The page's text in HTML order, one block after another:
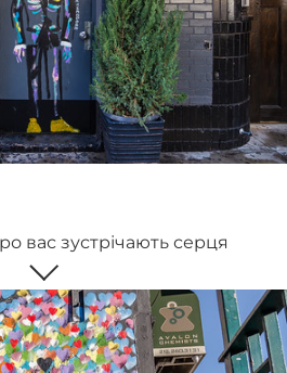
вас зустрічають серця